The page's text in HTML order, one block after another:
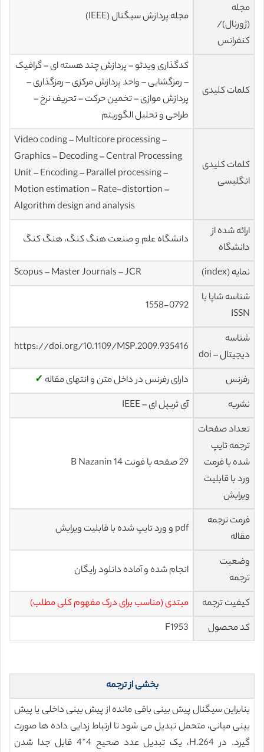
مجله
(ژورنال)/
کنفرانس
مجله پردازش سیگنال (IEEE)
کلمات کلیدی
کدگذاری ویدئو – پردازش چند هسته ای – گرافیک
– رمزگشایی – واحد پردازش مرکزی – رمزگذاری –
پردازش موازی – تخمین حرکت – تحریف نرخ –
طراحی و تحلیل الگوریتم
کلمات کلیدی
انگلیسی
Video coding – Multicore processing –
Graphics – Decoding – Central Processing
Unit – Encoding – Parallel processing –
Motion estimation – Rate-distortion –
Algorithm design and analysis
ارائه شده از
دانشگاه
دانشگاه علم و صنعت هنگ کنگ، هنگ کنگ
نمایه (index)
Scopus – Master Journals – JCR
شناسه شاپا یا
ISSN
1558-0792
شناسه
دیجیتال – doi
https://doi.org/10.1109/MSP.2009.935416
رفرنس دارای رفرنس در داخل متن و انتهای مقاله ✓
نشریه
آی تریپل ای – IEEE
تعداد صفحات
ترجمه تایپ
شده با فرمت
ورد با قابلیت
ویرایش
29 صفحه با فونت 14 B Nazanin
فرمت ترجمه
مقاله
pdf و ورد تایپ شده با قابلیت ویرایش
وضعیت
ترجمه
انجام شده و آماده دانلود رایگان
کیفیت ترجمه
مبتدی (مناسب برای درک مفهوم کلی مطلب)
کد محصول
F1953
بخشی از ترجمه
بنابراین سیگنال پیش بینی باقی مانده از پیش بینی داخلی یا پیش
بینی میانی، متحمل تبدیل می شود تا ارتباط زدایی داده ها صورت
گیرد. در H.264، یک تبدیل عدد صحیح 4*4 قابل جدا شدن